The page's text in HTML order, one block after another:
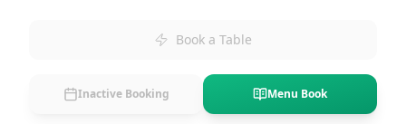
Book a Table
Inactive Booking Menu Book